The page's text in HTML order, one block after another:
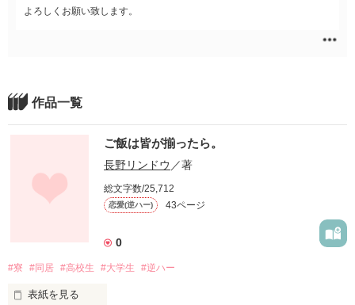
よろしくお願い致します。
作品一覧
ご飯は皆が揃ったら。
長野リンドウ ／著
総文字数/25,712
恋愛(逆ハー) 43ページ
0
#寮 #同居 #高校生 #大学生 #逆ハー
表紙を見る